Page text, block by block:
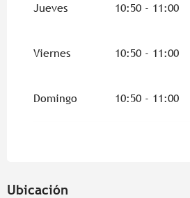
Jueves 10:50 - 11:00
Viernes 10:50 - 11:00
Domingo 10:50 - 11:00
Ubicación